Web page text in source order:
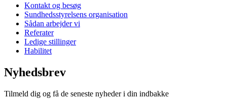
Kontakt og besøg
Sundhedsstyrelsens organisation
Sådan arbejder vi
Referater
Ledige stillinger
Habilitet
Nyhedsbrev
Tilmeld dig og få de seneste nyheder i din indbakke